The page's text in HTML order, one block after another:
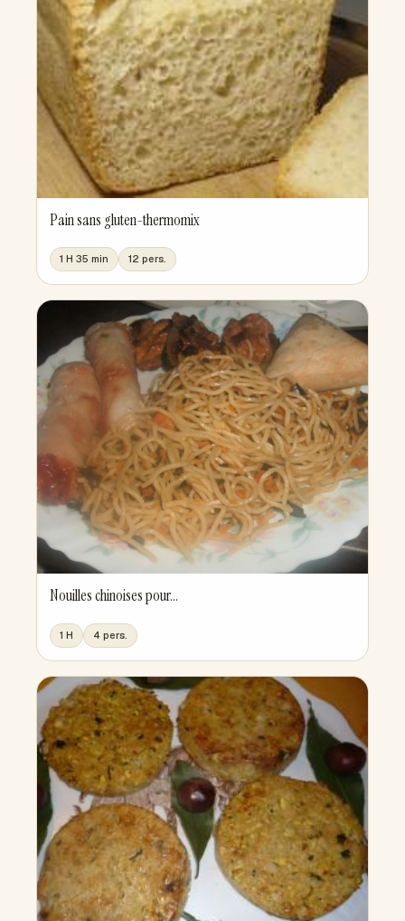
Pain sans gluten-thermomix
1 H 35 min 12 pers.
Nouilles chinoises pour...
1 H 4 pers.